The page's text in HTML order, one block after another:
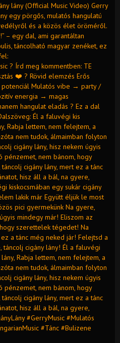
lány (Official Music Video) Gerry
egy pörgős, mulatós hangulatú
és a közös élet öröméről.
– egy dal, ami garantáltan
táncolható magyar zenéket, ez
? Írd meg kommentben: TE
❤️ ? Rövid elemzés Erős
Mulatós vibe → party /
energia → magas
hangulat eladás ? Ez a dal
Él a faluvégi kis
Rabja lettem, nem felejtem, a
nem tudok, álmaimban folyton
cigány lány, hisz nekem úgyis
pénzemet, nem bánom, hogy
cigány lány, mert ez a tánc
hisz áll a bál, na gyere,
kiskocsmában egy sukár cigány
lakik már Együtt éljük le most
pici gyermekünk Na gyere,
mindegy már! Eliszom az
szerettelek tégedet! Na
a tánc még neked jár! Felejtsd a
táncolj cigány lány! Él a faluvégi
Rabja lettem, nem felejtem, a
nem tudok, álmaimban folyton
cigány lány, hisz nekem úgyis
pénzemet, nem bánom, hogy
cigány lány, mert ez a tánc
hisz áll a bál, na gyere,
#GerryMusic #Mulatós
#Tánc #Bulizene